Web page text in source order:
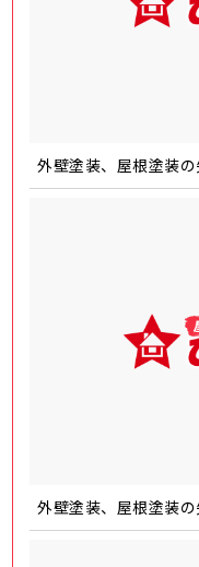
外壁塗装、屋根塗装
外壁塗装、屋根塗装